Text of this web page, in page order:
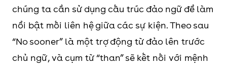
chúng ta cần sử dụng cấu trúc đảo ngữ để làm
nổi bật mối liên hệ giữa các sự kiện. Theo sau
“No sooner” là một trợ động từ đảo lên trước
chủ ngữ, và cụm từ “than” sẽ kết nối với mệnh